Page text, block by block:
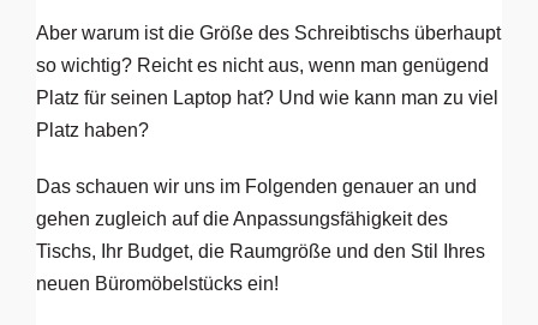
Aber warum ist die Größe des Schreibtischs überhaupt
so wichtig? Reicht es nicht aus, wenn man genügend
Platz für seinen Laptop hat? Und wie kann man zu viel
Platz haben?
Das schauen wir uns im Folgenden genauer an und
gehen zugleich auf die Anpassungsfähigkeit des
Tischs, Ihr Budget, die Raumgröße und den Stil Ihres
neuen Büromöbelstücks ein!